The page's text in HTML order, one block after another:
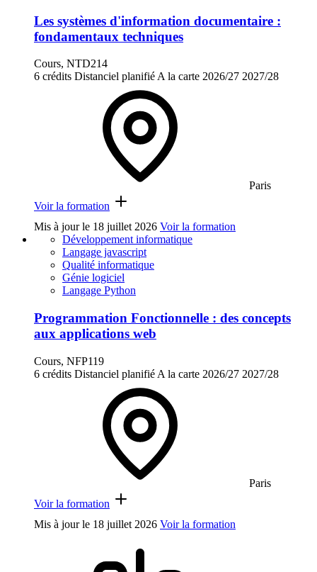
Les systèmes d'information documentaire :
fondamentaux techniques
Cours, NTD214
6 crédits Distanciel planifié A la carte 2026/27 2027/28
Paris
Voir la formation
Mis à jour le 18 juillet 2026 Voir la formation
Développement informatique
Langage javascript
Qualité informatique
Génie logiciel
Langage Python
Programmation Fonctionnelle : des concepts
aux applications web
Cours, NFP119
6 crédits Distanciel planifié A la carte 2026/27 2027/28
Paris
Voir la formation
Mis à jour le 18 juillet 2026 Voir la formation